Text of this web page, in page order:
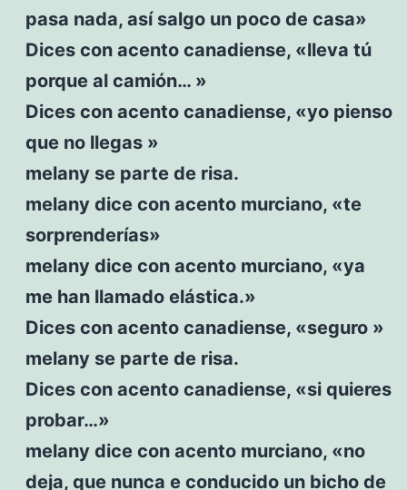
pasa nada, así salgo un poco de casa»
Dices con acento canadiense, «lleva tú
porque al camión… »
Dices con acento canadiense, «yo pienso
que no llegas »
melany se parte de risa.
melany dice con acento murciano, «te
sorprenderías»
melany dice con acento murciano, «ya
me han llamado elástica.»
Dices con acento canadiense, «seguro »
melany se parte de risa.
Dices con acento canadiense, «si quieres
probar…»
melany dice con acento murciano, «no
deja, que nunca e conducido un bicho de